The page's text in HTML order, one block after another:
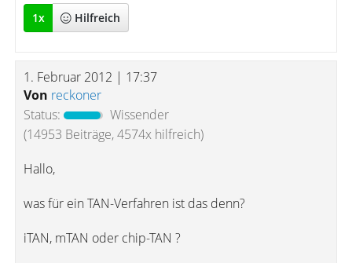
1x Hilfreich
1. Februar 2012 | 17:37
Von reckoner
Status:
Wissender
(14953 Beiträge, 4574x hilfreich)
Hallo,
was für ein TAN-Verfahren ist das denn?
iTAN, mTAN oder chip-TAN ?